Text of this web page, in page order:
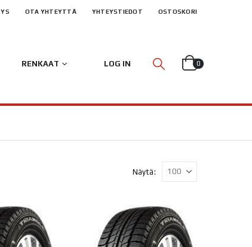
OTA YHTEYTTÄ YHTEYSTIEDOT OSTOSKORI
RENKAAT LOG IN 0
Näytä: